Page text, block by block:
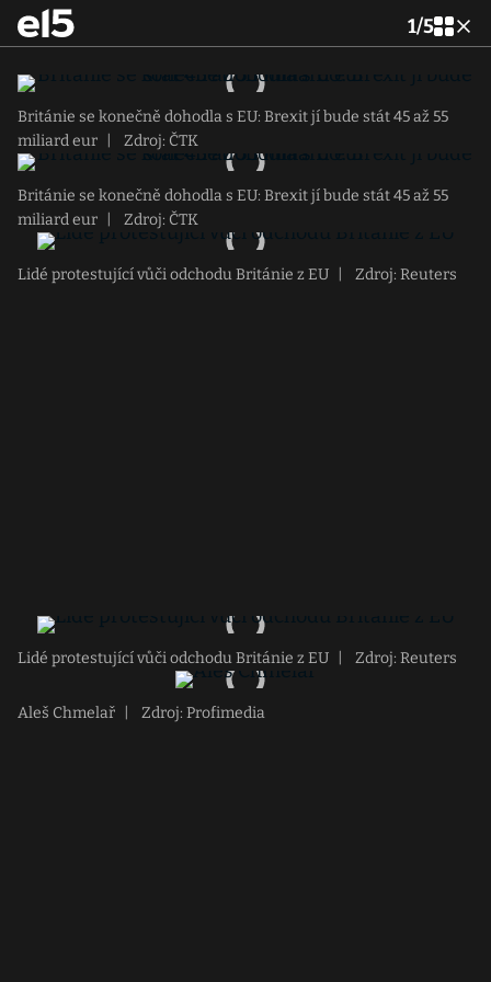
1/5
Británie se konečně dohodla s EU: Brexit jí bude stát 45 až 55
miliard eur
Zdroj: ČTK
Británie se konečně dohodla s EU: Brexit jí bude stát 45 až 55
miliard eur
Zdroj: ČTK
Lidé protestující vůči odchodu Británie z EU Zdroj: Reuters
Lidé protestující vůči odchodu Británie z EU Zdroj: Reuters
Aleš Chmelař Zdroj: Profimedia